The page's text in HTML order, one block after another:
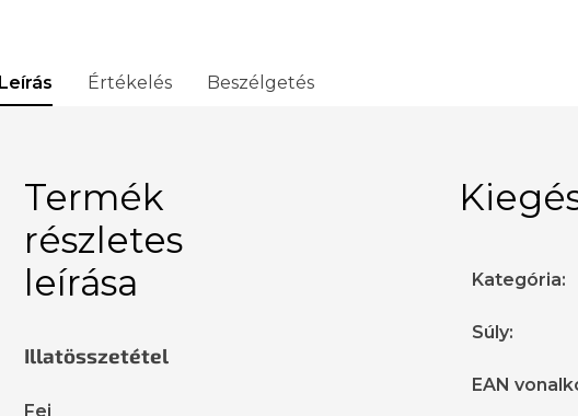
Leírás Értékelés Beszélgetés
Termék
részletes
leírása
Illatösszetétel
Fej
Kategória:
Súly:
EAN